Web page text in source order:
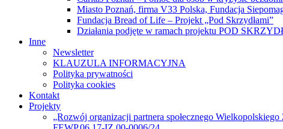
Miasto Poznań, firma V33 Polska, Fundacja
Fundacja Bread of Life – Projekt „Pod Skrzydłami”
Działania podjęte w ramach projektu POD
Inne
Newsletter
KLAUZULA INFORMACYJNA
Polityka prywatności
Polityka cookies
Kontakt
Projekty
„Rozwój organizacji partnera społecznego